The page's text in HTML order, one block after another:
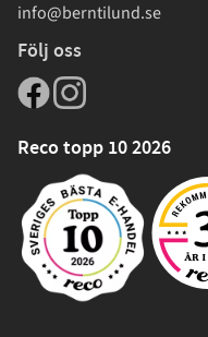
info@berntilund.se
Följ oss
Reco topp 10 2026